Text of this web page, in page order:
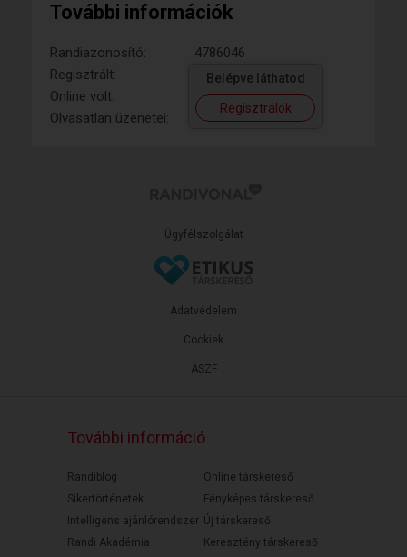
További információk
Randiazonosító:
4786046
Regisztrált:
Online volt:
Olvasatlan üzenetei:
Belépve láthatod
Regisztrálok
Ügyfélszolgálat
ÁSZF
Adatvédelem
Cookiek
További információ
Randiblog
Sikertörténetek
Intelligens ajánlórendszer
Randi Akadémia
Online társkereső
Fényképes társkereső
Új társkereső
Keresztény társkereső